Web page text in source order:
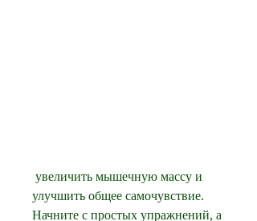
улучшить общее самочувствие.
Начните с простых упражнений, а